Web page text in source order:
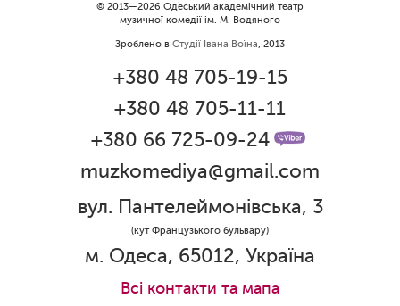
© 2013—2026 Одеський академічний театр
музичної комедії ім. М. Водяного
Зроблено в Студії Івана Воїна, 2013
+380 48 705-19-15
+380 48 705-11-11
+380 66 725-09-24
muzkomediya@gmail.com
вул. Пантелеймонівська, 3
(кут Французького бульвару)
м. Одеса, 65012, Україна
Всi контакти та мапа